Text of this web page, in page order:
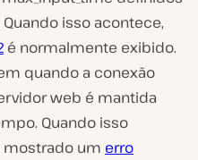
Quando isso acontece,
é normalmente exibido.
quando a conexão
web é mantida
Quando isso
mostrado um erro